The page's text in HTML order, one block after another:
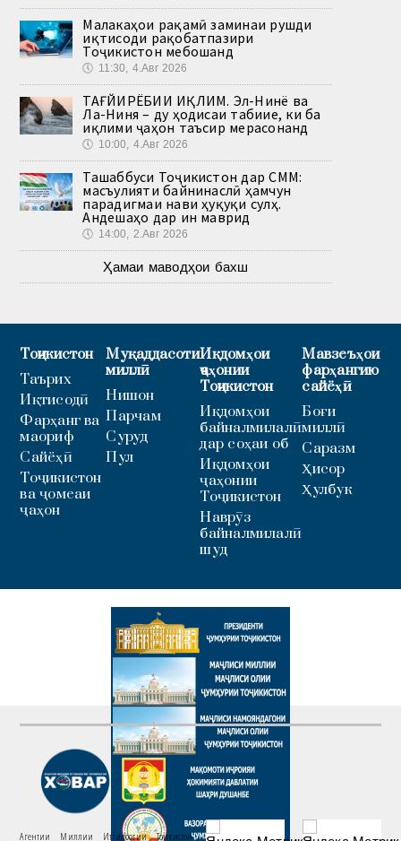
Малакаҳои рақамӣ заминаи рушди
иқтисоди рақобатпазири
Тоҷикистон мебошанд
🕔 11:30, 4.Авг 2026
ТАҒЙИРЁБИИ ИҚЛИМ. Эл-Нинё ва
Ла-Ниня – ду ҳодисаи табиие, ки ба
иқлими ҷаҳон таъсир мерасонанд
🕔 10:00, 4.Авг 2026
Ташаббуси Тоҷикистон дар СММ:
масъулияти байнинаслӣ ҳамчун
парадигмаи нави ҳуқуқи сулҳ.
Андешаҳо дар ин маврид
🕔 14:00, 2.Авг 2026
Ҳамаи маводҳои бахш
Тоҷикистон
Таърих
Иқтисодӣ
Фарҳанг ва
маориф
Сайёҳӣ
Тоҷикистон
ва ҷомеаи
ҷаҳон
Муқаддасоти
миллӣ
Нишон
Парчам
Суруд
Пул
Иқдомҳои
ҷаҳонии
Тоҷикистон
Иқдомҳои
байналмилалӣ
дар соҳаи об
Иқдомҳои
ҷаҳонии
Тоҷикистон
Наврӯз
байналмилалӣ
шуд
Мавзеъҳои
фарҳангию
сайёҳӣ
Боғи
миллӣ
Саразм
Ҳисор
Ҳулбук
Агентии Миллии Иттилоотии Тоҷикистон